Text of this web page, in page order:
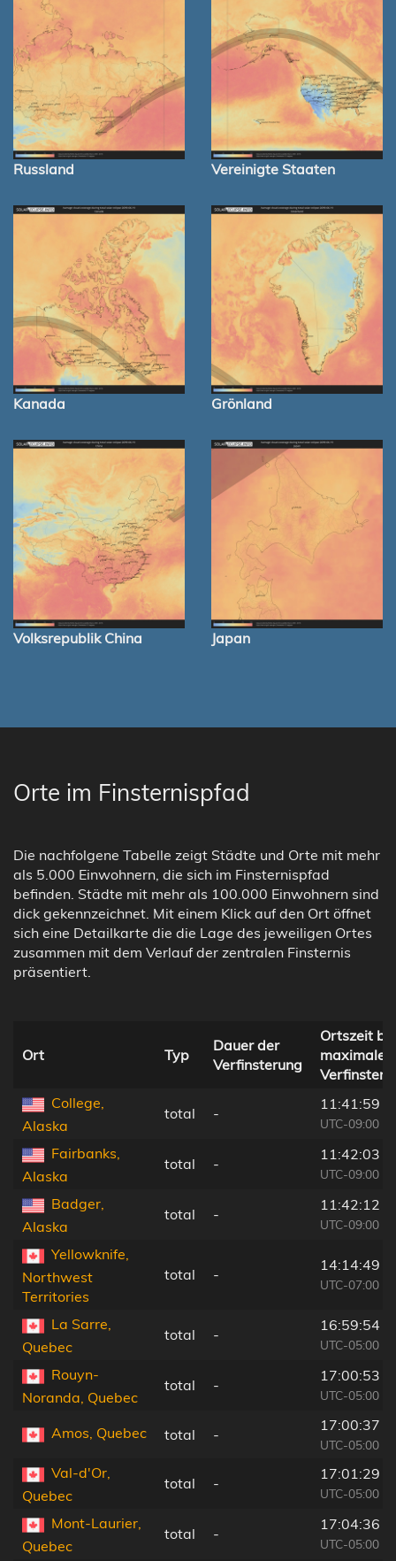
Russland Vereinigte Staaten
Kanada Grönland
Volksrepublik China Japan
Orte im Finsternispfad
Die nachfolgene Tabelle zeigt Städte und Orte mit mehr
als 5.000 Einwohnern, die sich im Finsternispfad
befinden. Städte mit mehr als 100.000 Einwohnern sind
dick gekennzeichnet. Mit einem Klick auf den Ort öffnet
sich eine Detailkarte die die Lage des jeweiligen Ortes
zusammen mit dem Verlauf der zentralen Finsternis
präsentiert.
Ort Typ
Dauer der
Verfinsterung
Ortszeit bei
maximaler
College,
Alaska
total -
11:41:59
UTC-09:00
Fairbanks,
Alaska
total -
11:42:03
UTC-09:00
Badger,
Alaska
total -
11:42:12
UTC-09:00
Yellowknife,
Northwest
Territories
total -
14:14:49
UTC-07:00
La Sarre,
Quebec
total -
16:59:54
UTC-05:00
Rouyn-
Noranda, Quebec
total -
17:00:53
UTC-05:00
Amos, Quebec total -
17:00:37
UTC-05:00
Val-d'Or,
Quebec
total -
17:01:29
UTC-05:00
Mont-Laurier,
Quebec
total -
17:04:36
UTC-05:00